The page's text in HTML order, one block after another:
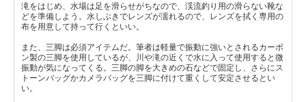
滝をはじめ、水場は足を滑らせがちなので、渓流釣り用の滑らない靴な
どを準備しよう。水しぶきでレンズが濡れるので、レンズを拭く専用の
布を用意して持って行くといい。
また、三脚は必須アイテムだ。筆者は軽量で振動に強いとされるカーボ
ン製の三脚を使用しているが、川や滝の近くで水に入って使用すると微
振動が気になってくる。三脚の脚を大きめの石などで固定し、さらにス
トーンバッグかカメラバッグを三脚に付けて重くして安定させるとい
い。